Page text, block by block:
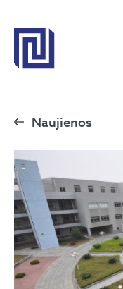
Naujienos